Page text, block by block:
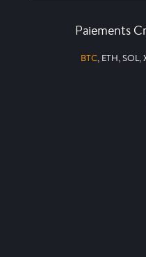
Paiements
BTC, ETH, SOL,